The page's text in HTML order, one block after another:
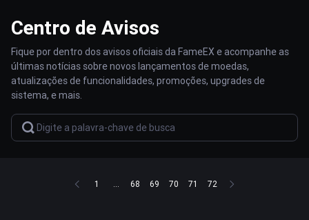
Centro de Avisos
Fique por dentro dos avisos oficiais da FameEX e acompanhe as
últimas notícias sobre novos lançamentos de moedas,
atualizações de funcionalidades, promoções, upgrades de
sistema, e mais.
1 ... 68 69 70 71 72